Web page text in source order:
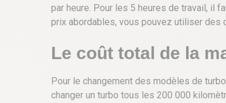
par heure. Pour les 5 heures de travail, il
prix abordables, vous pouvez utiliser des
Le coût total de la
Pour le changement des modèles de
changer un turbo tous les 200 000